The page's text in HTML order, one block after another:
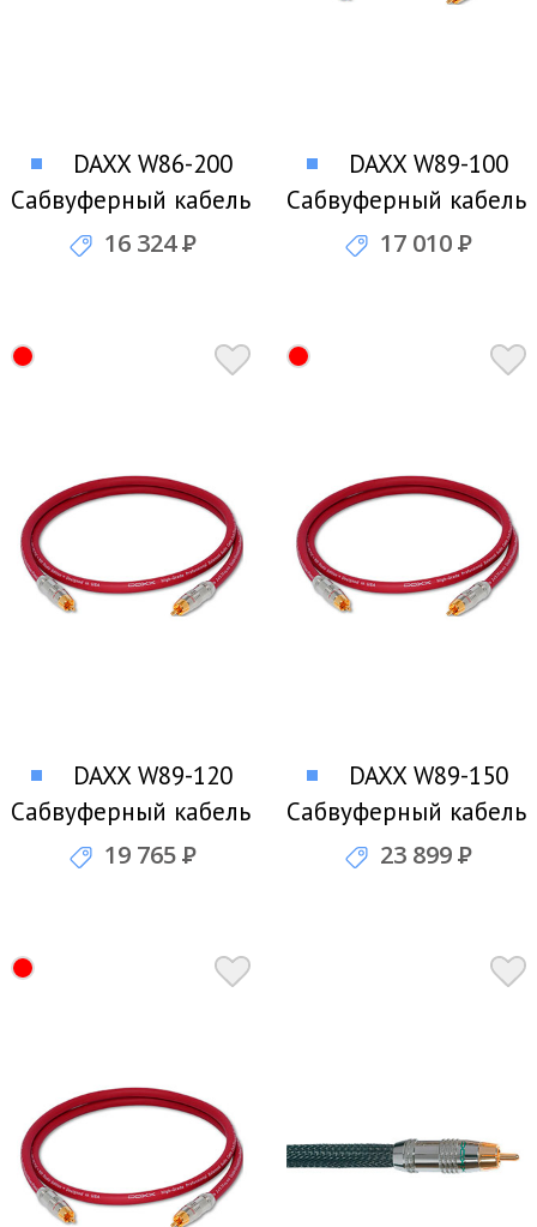
DAXX W86-200
Сабвуферный кабель
16 324Р
DAXX W89-100
Сабвуферный кабель
17 010Р
DAXX W89-120
Сабвуферный кабель
19 765Р
DAXX W89-150
Сабвуферный кабель
23 899Р